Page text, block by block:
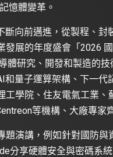
憶體變革。
向前邁進，從製程、封
發展的年度盛會「2026
體研究、開發和製造的
量子運算架構、下一代
學院、住友電氣工業、
等機構、大廠專家
演講，例如針對國防與
分享硬體安全與密碼系